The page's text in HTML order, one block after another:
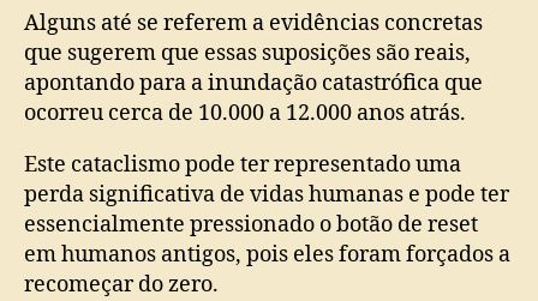
Alguns até se referem a evidências concretas
que sugerem que essas suposições são reais,
apontando para a inundação catastrófica que
ocorreu cerca de 10.000 a 12.000 anos atrás.
Este cataclismo pode ter representado uma
perda significativa de vidas humanas e pode ter
essencialmente pressionado o botão de reset
em humanos antigos, pois eles foram forçados a
recomeçar do zero.